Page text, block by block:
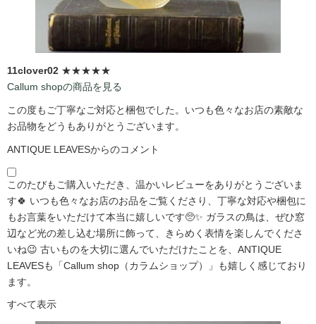
11clover02 ★★★★★
Callum shopの商品を見る
この度もご丁寧なご対応と梱包でした。いつも色々なお店の素敵な
お品物をどうもありがとうございます。
ANTIQUE LEAVESからのコメント
このたびもご購入いただき、温かいレビューをありがとうございま
す🍀 いつも色々なお店のお品をご覧くださり、丁寧な対応や梱包に
もお言葉をいただけて本当に嬉しいです🥺✨ ガラスの鳥は、ぜひ窓
辺など光の差し込む場所に飾って、きらめく表情を楽しんでくださ
いね😉 古いものを大切に選んでいただけたことを、ANTIQUE
LEAVESも「Callum shop（カラムショップ）」も嬉しく感じており
ます。
すべて表示